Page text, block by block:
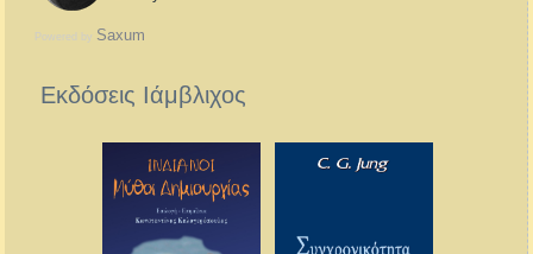
Powered by Saxum
Εκδόσεις Ιάμβλιχος